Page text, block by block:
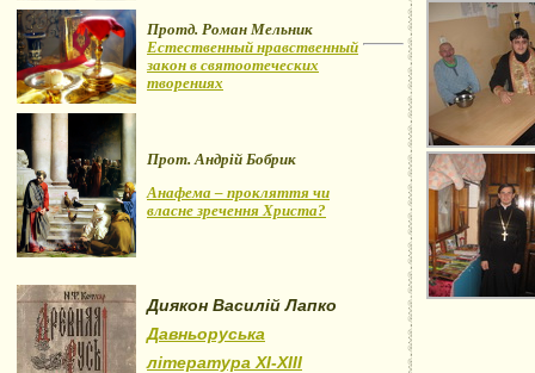
Протд. Роман Мельник
Естественный нравственный
закон в святоотеческих
творениях
Прот. Андрій Бобрик
Анафема – прокляття чи
власне зречення Христа?
Диякон Василій Лапко
Давньоруська
література XI-XIII